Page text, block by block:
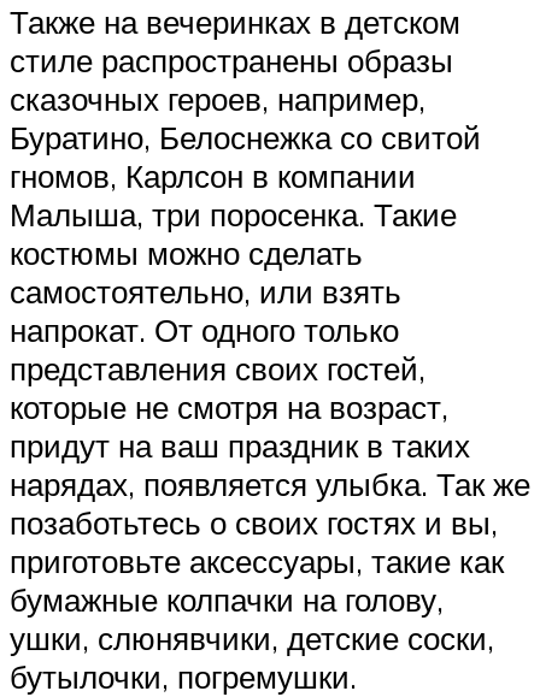
Также на вечеринках в детском
стиле распространены образы
сказочных героев, например,
Буратино, Белоснежка со свитой
гномов, Карлсон в компании
Малыша, три поросенка. Такие
костюмы можно сделать
самостоятельно, или взять
напрокат. От одного только
представления своих гостей,
которые не смотря на возраст,
придут на ваш праздник в таких
нарядах, появляется улыбка. Так же
позаботьтесь о своих гостях и вы,
приготовьте аксессуары, такие как
бумажные колпачки на голову,
ушки, слюнявчики, детские соски,
бутылочки, погремушки.